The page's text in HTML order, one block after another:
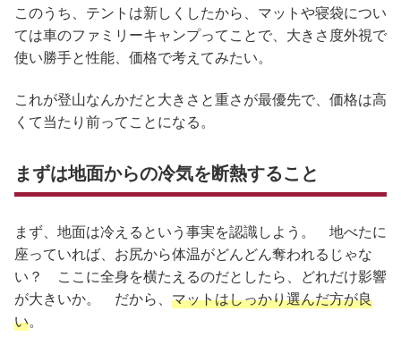
このうち、テントは新しくしたから、マットや寝袋につい
ては車のファミリーキャンプってことで、大きさ度外視で
使い勝手と性能、価格で考えてみたい。
これが登山なんかだと大きさと重さが最優先で、価格は高
くて当たり前ってことになる。
まずは地面からの冷気を断熱すること
まず、地面は冷えるという事実を認識しよう。 地べたに
座っていれば、お尻から体温がどんどん奪われるじゃな
い？ ここに全身を横たえるのだとしたら、どれだけ影響
が大きいか。 だから、 マットはしっかり選んだ方が良
い。